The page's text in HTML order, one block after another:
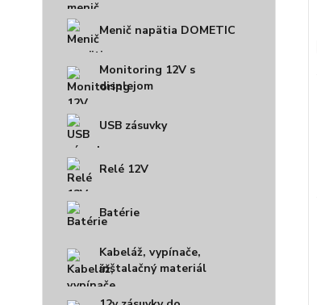
Menič napätia DOMETIC
Monitoring 12V s
displejom
USB zásuvky
Relé 12V
Batérie
Kabeláž, vypínače,
inštalačný materiál